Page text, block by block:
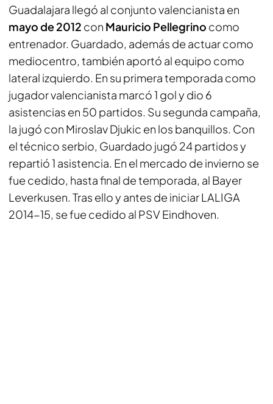
Guadalajara llegó al conjunto valencianista en
mayo de 2012 con Mauricio Pellegrino como
entrenador. Guardado, además de actuar como
mediocentro, también aportó al equipo como
lateral izquierdo. En su primera temporada como
jugador valencianista marcó 1 gol y dio 6
asistencias en 50 partidos. Su segunda campaña,
la jugó con Miroslav Djukic en los banquillos. Con
el técnico serbio, Guardado jugó 24 partidos y
repartió 1 asistencia. En el mercado de invierno se
fue cedido, hasta final de temporada, al Bayer
Leverkusen. Tras ello y antes de iniciar LALIGA
2014-15, se fue cedido al PSV Eindhoven.